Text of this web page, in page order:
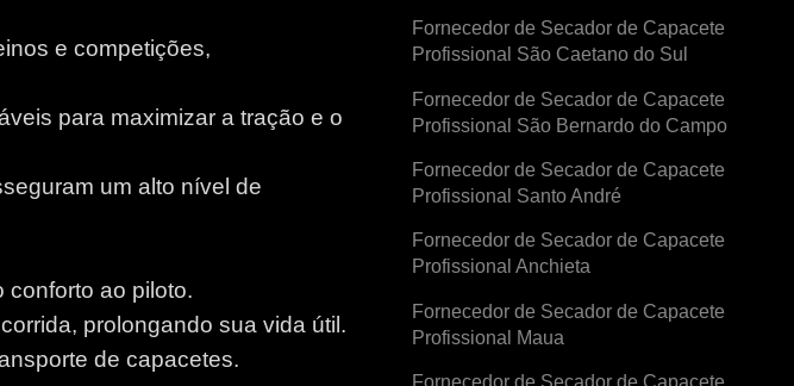
e competições,
para maximizar a tração e o
um alto nível de
conforto ao piloto.
prolongando sua vida útil.
de capacetes.
Fornecedor de Secador de Capacete
Profissional São Caetano do Sul
Fornecedor de Secador de Capacete
Profissional São Bernardo do Campo
Fornecedor de Secador de Capacete
Profissional Santo André
Fornecedor de Secador de Capacete
Profissional Anchieta
Fornecedor de Secador de Capacete
Profissional Maua
Fornecedor de Secador de Capacete